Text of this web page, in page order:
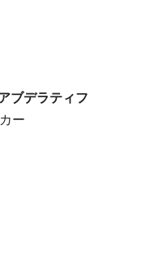
ブデラティフ
ー